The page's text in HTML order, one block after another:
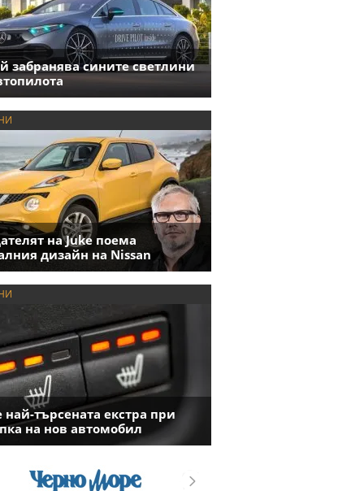
забранява сините светлини
на Juke поема
дизайн на Nissan
най-търсената екстра при
на нов автомобил